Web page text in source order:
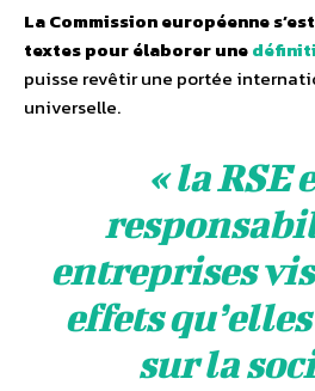
La Commission européenne
textes pour élaborer une
puisse revêtir une portée
universelle.
« la RSE
entreprises
effets
sur la